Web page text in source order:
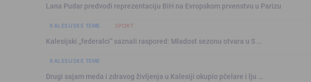
Lana Pudar predvodi reprezentaciju BiH na Evropskom prvenstvu u Parizu
KALESIJSKE TEME SPORT
Kalesijski „federalci“ saznali raspored: Mladost sezonu otvara u S …
KALESIJSKE TEME
Drugi sajam meda i zdravog življenja u Kalesiji okupio pčelare i lju …